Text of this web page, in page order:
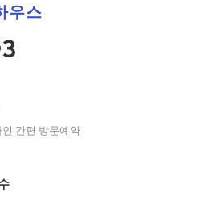
우스
간편 방문예약